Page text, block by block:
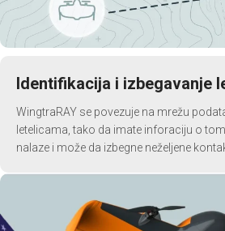
Identifikacija i izbegavanje
WingtraRAY se povezuje na mrežu
letelicama, tako da imate inforaciju o
nalaze i može da izbegne neželjene